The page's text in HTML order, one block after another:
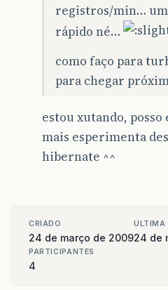
registros/min…
rápido né…
como faço para
para chegar
estou xutando,
mais esperimenta
hibernate ^^
CRIADO
24 de março de 2009
ULTIMA
24 de
PARTICIPANTES
4